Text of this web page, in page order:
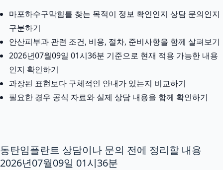
마포하수구막힘를 찾는 목적이 정보 확인인지 상담 문의인지
구분하기
안산피부과 관련 조건, 비용, 절차, 준비사항을 함께 살펴보기
2026년07월09일 01시36분 기준으로 현재 적용 가능한 내용
인지 확인하기
과장된 표현보다 구체적인 안내가 있는지 비교하기
필요한 경우 공식 자료와 실제 상담 내용을 함께 확인하기
동탄임플란트 상담이나 문의 전에 정리할 내용
2026년07월09일 01시36분